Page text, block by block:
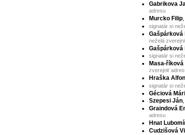
Gabrikova
adresu
Murcko Filip,
signatár si
Gašpárková
neželá
Gašpárková
signatár si
Masa-říková
zverejniť
Hraška
signatár si
Géciová
Szepesi Ján
Graindová
adresu
Hnat
Cudzišová